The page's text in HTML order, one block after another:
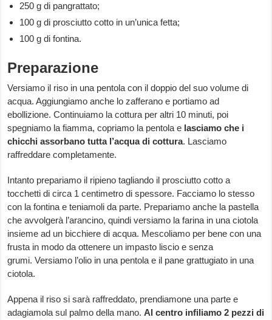
250 g di pangrattato;
100 g di prosciutto cotto in un’unica fetta;
100 g di fontina.
Preparazione
Versiamo il riso in una pentola con il doppio del suo volume di
acqua. Aggiungiamo anche lo zafferano e portiamo ad
ebollizione. Continuiamo la cottura per altri 10 minuti, poi
spegniamo la fiamma, copriamo la pentola e lasciamo che i
chicchi assorbano tutta l’acqua di cottura. Lasciamo
raffreddare completamente.
Intanto prepariamo il ripieno tagliando il prosciutto cotto a
tocchetti di circa 1 centimetro di spessore. Facciamo lo stesso
con la fontina e teniamoli da parte. Prepariamo anche la pastella
che avvolgerà l’arancino, quindi versiamo la farina in una ciotola
insieme ad un bicchiere di acqua. Mescoliamo per bene con una
frusta in modo da ottenere un impasto liscio e senza
grumi. Versiamo l’olio in una pentola e il pane grattugiato in una
ciotola.
Appena il riso si sarà raffreddato, prendiamone una parte e
adagiamola sul palmo della mano.Al centro infiliamo 2 pezzi di